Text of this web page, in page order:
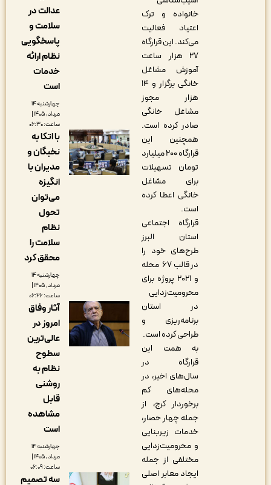
خانواده و ترک
اعتیاد فعالیت
می‌کند. این قرارگاه
۲۷ هزار ساعت
آموزش مشاغل
خانگی برگزار و ۱۴
هزار مجوز
مشاغل خانگی
صادر کرده است.
همچنین این
قرارگاه ۲۰۰ میلیارد
تومان تسهیلات
برای مشاغل
خانگی اعطا کرده
قرارگاه اجتماعی
استان البرز
طرح‌های خود را
در قالب ۶۷ محله
و ۲۰۲۱ پروژه برای
محرومیت‌زدایی
در استان
برنامه‌ریزی و
طراحی کرده است.
به همت این
قرارگاه در
سال‌های اخیر، در
محله‌های کم
برخوردار کرج، از
جمله چهار حصار،
خدمات زیربنایی
و محرومیت‌زدایی
مختلفی از جمله
ایجاد معابر اصلی
عدالت در
سلامت و
پاسخگویی
نظام ارائه
چهارشنبه ۱۴
مرداد, ۱۴۰۵ |
با اتکا به
نخبگان و
مدیران با
می‌توان
سلامت را
محقق کرد
چهارشنبه ۱۴
مرداد, ۱۴۰۵ |
آثار وفاق
امروز در
عالی‌ترین
نظام به
مشاهده
چهارشنبه ۱۴
مرداد, ۱۴۰۵ |
سه تصمیم